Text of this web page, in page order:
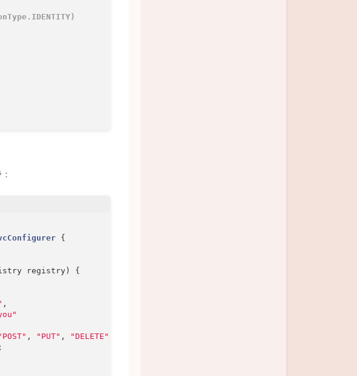
{
registry)
{
,
, "PUT" , "DELETE"